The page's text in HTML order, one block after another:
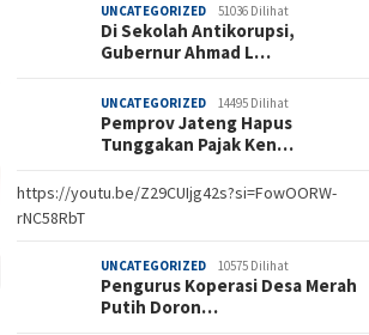
UNCATEGORIZED 51036 Dilihat
Di Sekolah Antikorupsi,
Gubernur Ahmad L…
UNCATEGORIZED 14495 Dilihat
Pemprov Jateng Hapus
Tunggakan Pajak Ken…
https://youtu.be/Z29CUIjg42s?si=FowOORW-
rNC58RbT
UNCATEGORIZED 10575 Dilihat
Pengurus Koperasi Desa Merah
Putih Doron…